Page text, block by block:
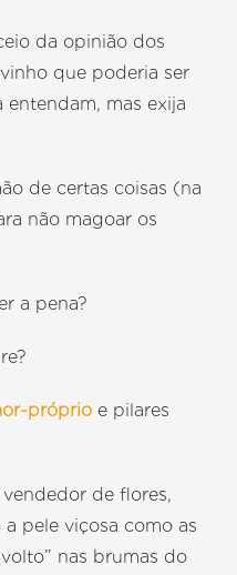
da opinião dos
que poderia ser
entendam, mas exija
de certas coisas (na
não magoar os
a pena?
próprio e pilares
de flores,
a pele viçosa como as
nas brumas do